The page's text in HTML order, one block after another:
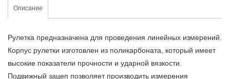
Описание
Рулетка предназначена для проведения линейных измерений.
Корпус рулетки изготовлен из поликарбоната, который имеет
высокие показатели прочности и ударной вязкости.
Подвижный зацеп позволяет производить измерения